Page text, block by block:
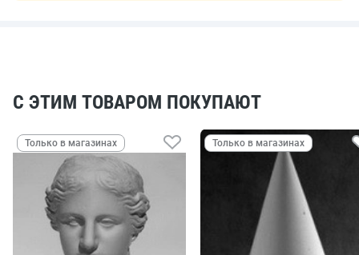
С ЭТИМ ТОВАРОМ ПОКУПАЮТ
Только в магазинах Только в магазинах